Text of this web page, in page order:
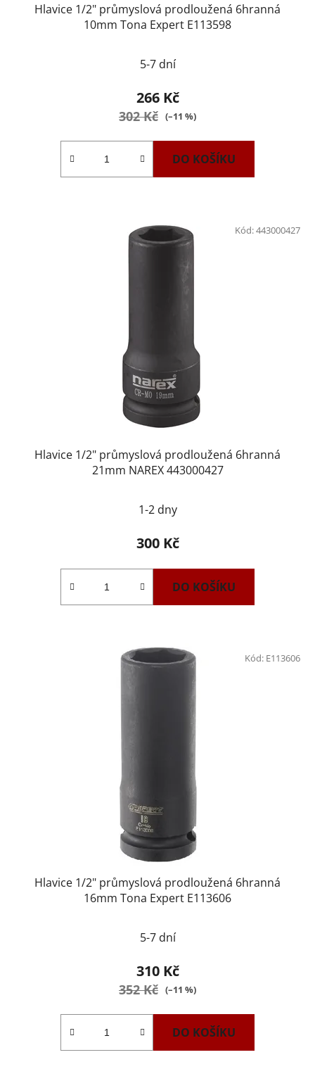
Hlavice 1/2" průmyslová prodloužená 6hranná
10mm Tona Expert E113598
5-7 dní
266 Kč
302 Kč (–11 %)
DO KOŠÍKU
Hlavice 1/2" průmyslová prodloužená 6hranná
21mm NAREX 443000427
1-2 dny
300 Kč
DO KOŠÍKU
Kód:443000427
Hlavice 1/2" průmyslová prodloužená 6hranná
16mm Tona Expert E113606
5-7 dní
310 Kč
352 Kč (–11 %)
DO KOŠÍKU
Kód: E113606